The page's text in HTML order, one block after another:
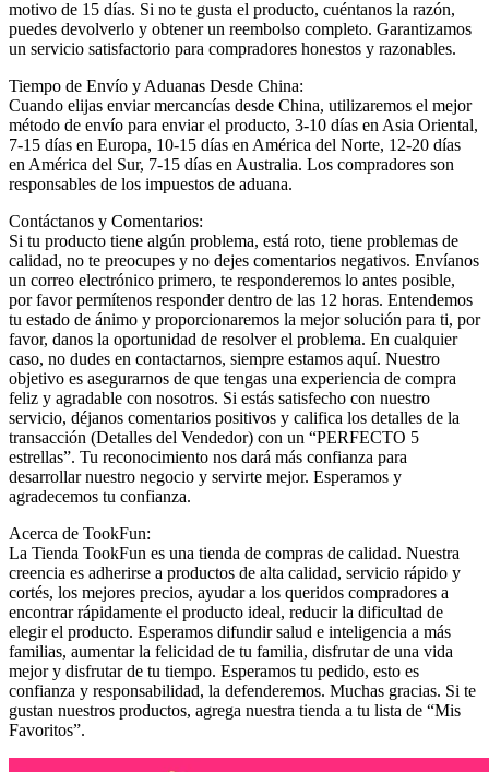
motivo de 15 días. Si no te gusta el producto, cuéntanos la razón,
puedes devolverlo y obtener un reembolso completo. Garantizamos
un servicio satisfactorio para compradores honestos y razonables.
Tiempo de Envío y Aduanas Desde China:
Cuando elijas enviar mercancías desde China, utilizaremos el mejor
método de envío para enviar el producto, 3-10 días en Asia Oriental,
7-15 días en Europa, 10-15 días en América del Norte, 12-20 días
en América del Sur, 7-15 días en Australia. Los compradores son
responsables de los impuestos de aduana.
Contáctanos y Comentarios:
Si tu producto tiene algún problema, está roto, tiene problemas de
calidad, no te preocupes y no dejes comentarios negativos. Envíanos
un correo electrónico primero, te responderemos lo antes posible,
por favor permítenos responder dentro de las 12 horas. Entendemos
tu estado de ánimo y proporcionaremos la mejor solución para ti, por
favor, danos la oportunidad de resolver el problema. En cualquier
caso, no dudes en contactarnos, siempre estamos aquí. Nuestro
objetivo es asegurarnos de que tengas una experiencia de compra
feliz y agradable con nosotros. Si estás satisfecho con nuestro
servicio, déjanos comentarios positivos y califica los detalles de la
transacción (Detalles del Vendedor) con un “PERFECTO 5
estrellas”. Tu reconocimiento nos dará más confianza para
desarrollar nuestro negocio y servirte mejor. Esperamos y
agradecemos tu confianza.
Acerca de TookFun:
La Tienda TookFun es una tienda de compras de calidad. Nuestra
creencia es adherirse a productos de alta calidad, servicio rápido y
cortés, los mejores precios, ayudar a los queridos compradores a
encontrar rápidamente el producto ideal, reducir la dificultad de
elegir el producto. Esperamos difundir salud e inteligencia a más
familias, aumentar la felicidad de tu familia, disfrutar de una vida
mejor y disfrutar de tu tiempo. Esperamos tu pedido, esto es
confianza y responsabilidad, la defenderemos. Muchas gracias. Si te
gustan nuestros productos, agrega nuestra tienda a tu lista de “Mis
Favoritos”.